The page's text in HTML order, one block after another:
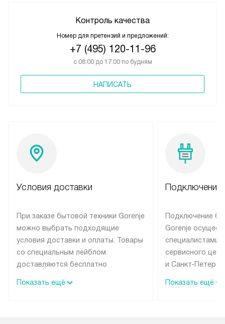
Контроль качества
Номер для претензий и предложений:
+7 (495) 120-11-96
с 08:00 до 17:00 по будням
НАПИСАТЬ
Условия доставки
При заказе бытовой техники Gorenje
можно выбрать подходящие
условия доставки и оплаты. Товары
со специальным лейблом
доставляются бесплатно
до подъезда, выезд за МКАД
Показать ещё
Подключение
Подключение
Gorenje
специалистами
сервисного
и Санкт-
подключается
Показать ещё